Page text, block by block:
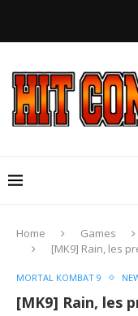
Home Games
[MK9] Rain, les
MORTAL KOMBAT 9
[MK9] Rain, les